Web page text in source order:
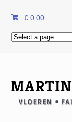
€ 0.00